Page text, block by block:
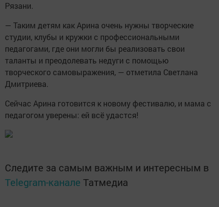
Рязани.
— Таким детям как Арина очень нужны творческие
студии, клубы и кружки с профессиональными
педагогами, где они могли бы реализовать свои
таланты и преодолевать недуги с помощью
творческого самовыражения, — отметила Светлана
Дмитриева.
Сейчас Арина готовится к новому фестивалю, и мама с
педагогом уверены: ей всё удастся!
Следите за самым важным и интересным в
Telegram-канале Татмедиа